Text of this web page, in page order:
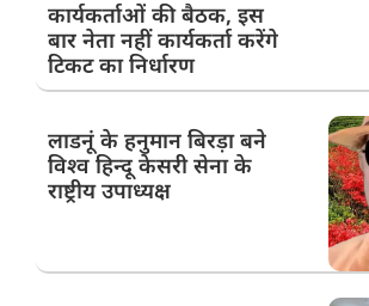
कार्यकर्ताओं की बैठक, इस
बार नेता नहीं कार्यकर्ता करेंगे
टिकट का निर्धारण
लाडनूं के हनुमान बिरड़ा बने
विश्व हिन्दू केसरी सेना के
राष्ट्रीय उपाध्यक्ष